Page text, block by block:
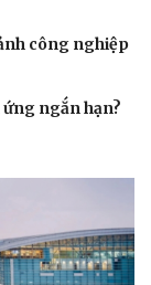
công nghiệp
ngắn hạn?